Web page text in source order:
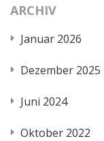
ARCHIV
Januar 2026
Dezember 2025
Juni 2024
Oktober 2022